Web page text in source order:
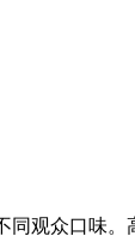
观众口味